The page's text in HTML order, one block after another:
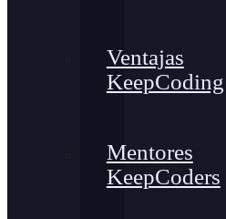
Ventajas
KeepCoding
Mentores
KeepCoders